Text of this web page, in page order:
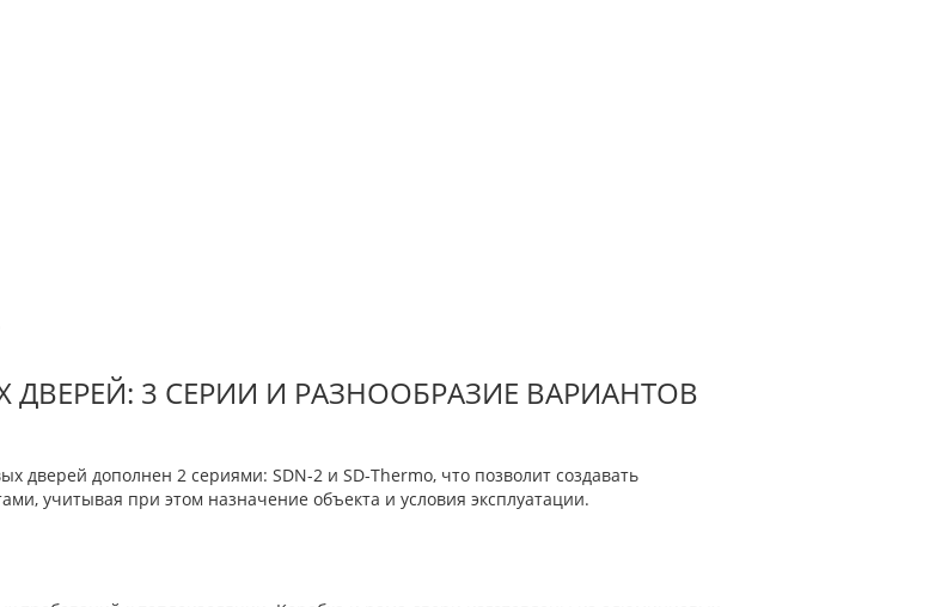
3 СЕРИИ И РАЗНООБРАЗИЕ ВАРИАНТОВ
дополнен 2 сериями: SDN-2 и SD-Thermo, что позволит создавать
учитывая при этом назначение объекта и условия эксплуатации.